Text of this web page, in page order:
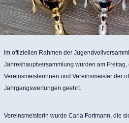
Im offiziellen Rahmen der
Jahreshauptversammlung wurden am
Vereinsmeisterinnen und Vereinsmeister der
Jahrgangswertungen geehrt.
Vereinsmeisterin wurde Carla Fortmann, die